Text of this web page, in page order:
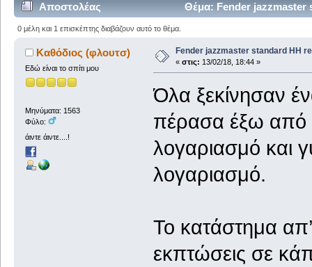
Αποστολέας Θέμα: Fender jazzmaster
0 μέλη και 1 επισκέπτης διαβάζουν αυτό το θέμα.
Καθόδιος (φλουτσ)
Εδώ είναι το σπίτι μου
Μηνύματα: 1563
Φύλο:
άιντε άιντε....!
Fender jazzmaster standard HH
« στις: 13/02/18, 18:44 »
Όλα ξεκίνησαν
πέρασα έξω από
λογαριασμό και
λογαριασμό.
Το κατάστημα
εκπτώσεις σε